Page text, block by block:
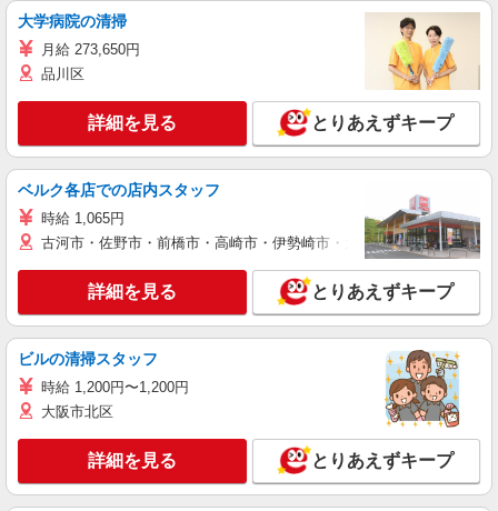
大学病院の清掃
月給 273,650円
品川区
詳細を見る とりあえずキープ
ベルク各店での店内スタッフ
時給 1,065円
古河市・佐野市・前橋市・高崎市・伊勢崎市・太田市・館林市・藤
詳細を見る とりあえずキープ
ビルの清掃スタッフ
時給 1,200円〜1,200円
大阪市北区
詳細を見る とりあえずキープ